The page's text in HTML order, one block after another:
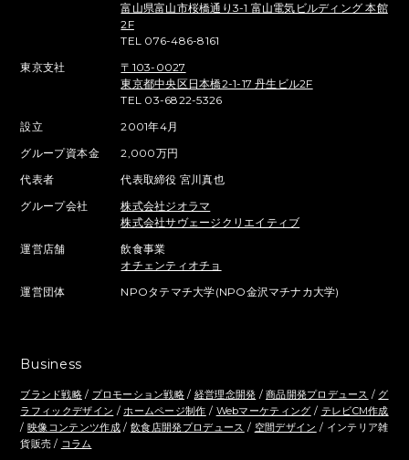
富山県富山市桜橋通り3-1 富山電気ビルディング 本館
2F
TEL 076-486-8161
東京支社
〒103-0027
東京都中央区日本橋2-1-17 丹生ビル2F
TEL 03-6822-5326
設立
2001年4月
グループ資本金
2,000万円
代表者
代表取締役 宮川真也
グループ会社
株式会社ジオラマ
株式会社サヴェージクリエイティブ
運営店舗
飲食事業
オチェンティオチョ
運営団体
NPOタテマチ大学(NPO金沢マチナカ大学)
Business
ブランド戦略/ プロモーション戦略 / 経営理念開発 /商品開発プロデュース / グ
ラフィックデザイン /ホームページ制作 / Webマーケティング / テレビCM作成
/ 映像コンテンツ作成 / 飲食店開発プロデュース / 空間デザイン / インテリア雑
貨販売 / コラム